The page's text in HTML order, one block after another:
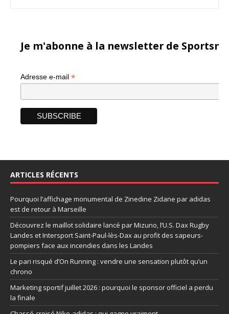
Je m'abonne à la newsletter de
Adresse e-mail *
ARTICLES RÉCENTS
Pourquoi l’affichage monumental de Zinedine Zidane par adidas
est de retour à Marseille
Découvrez le maillot solidaire lancé par Mizuno, l’U.S. Dax Rugby
Landes et Intersport Saint-Paul-lès-Dax au profit des sapeurs-
pompiers face aux incendies dans les Landes
Le pari risqué d’On Running : vendre une sensation plutôt qu’un
chrono
Marketing sportif juillet 2026 : pourquoi le sponsor officiel a perdu
la finale